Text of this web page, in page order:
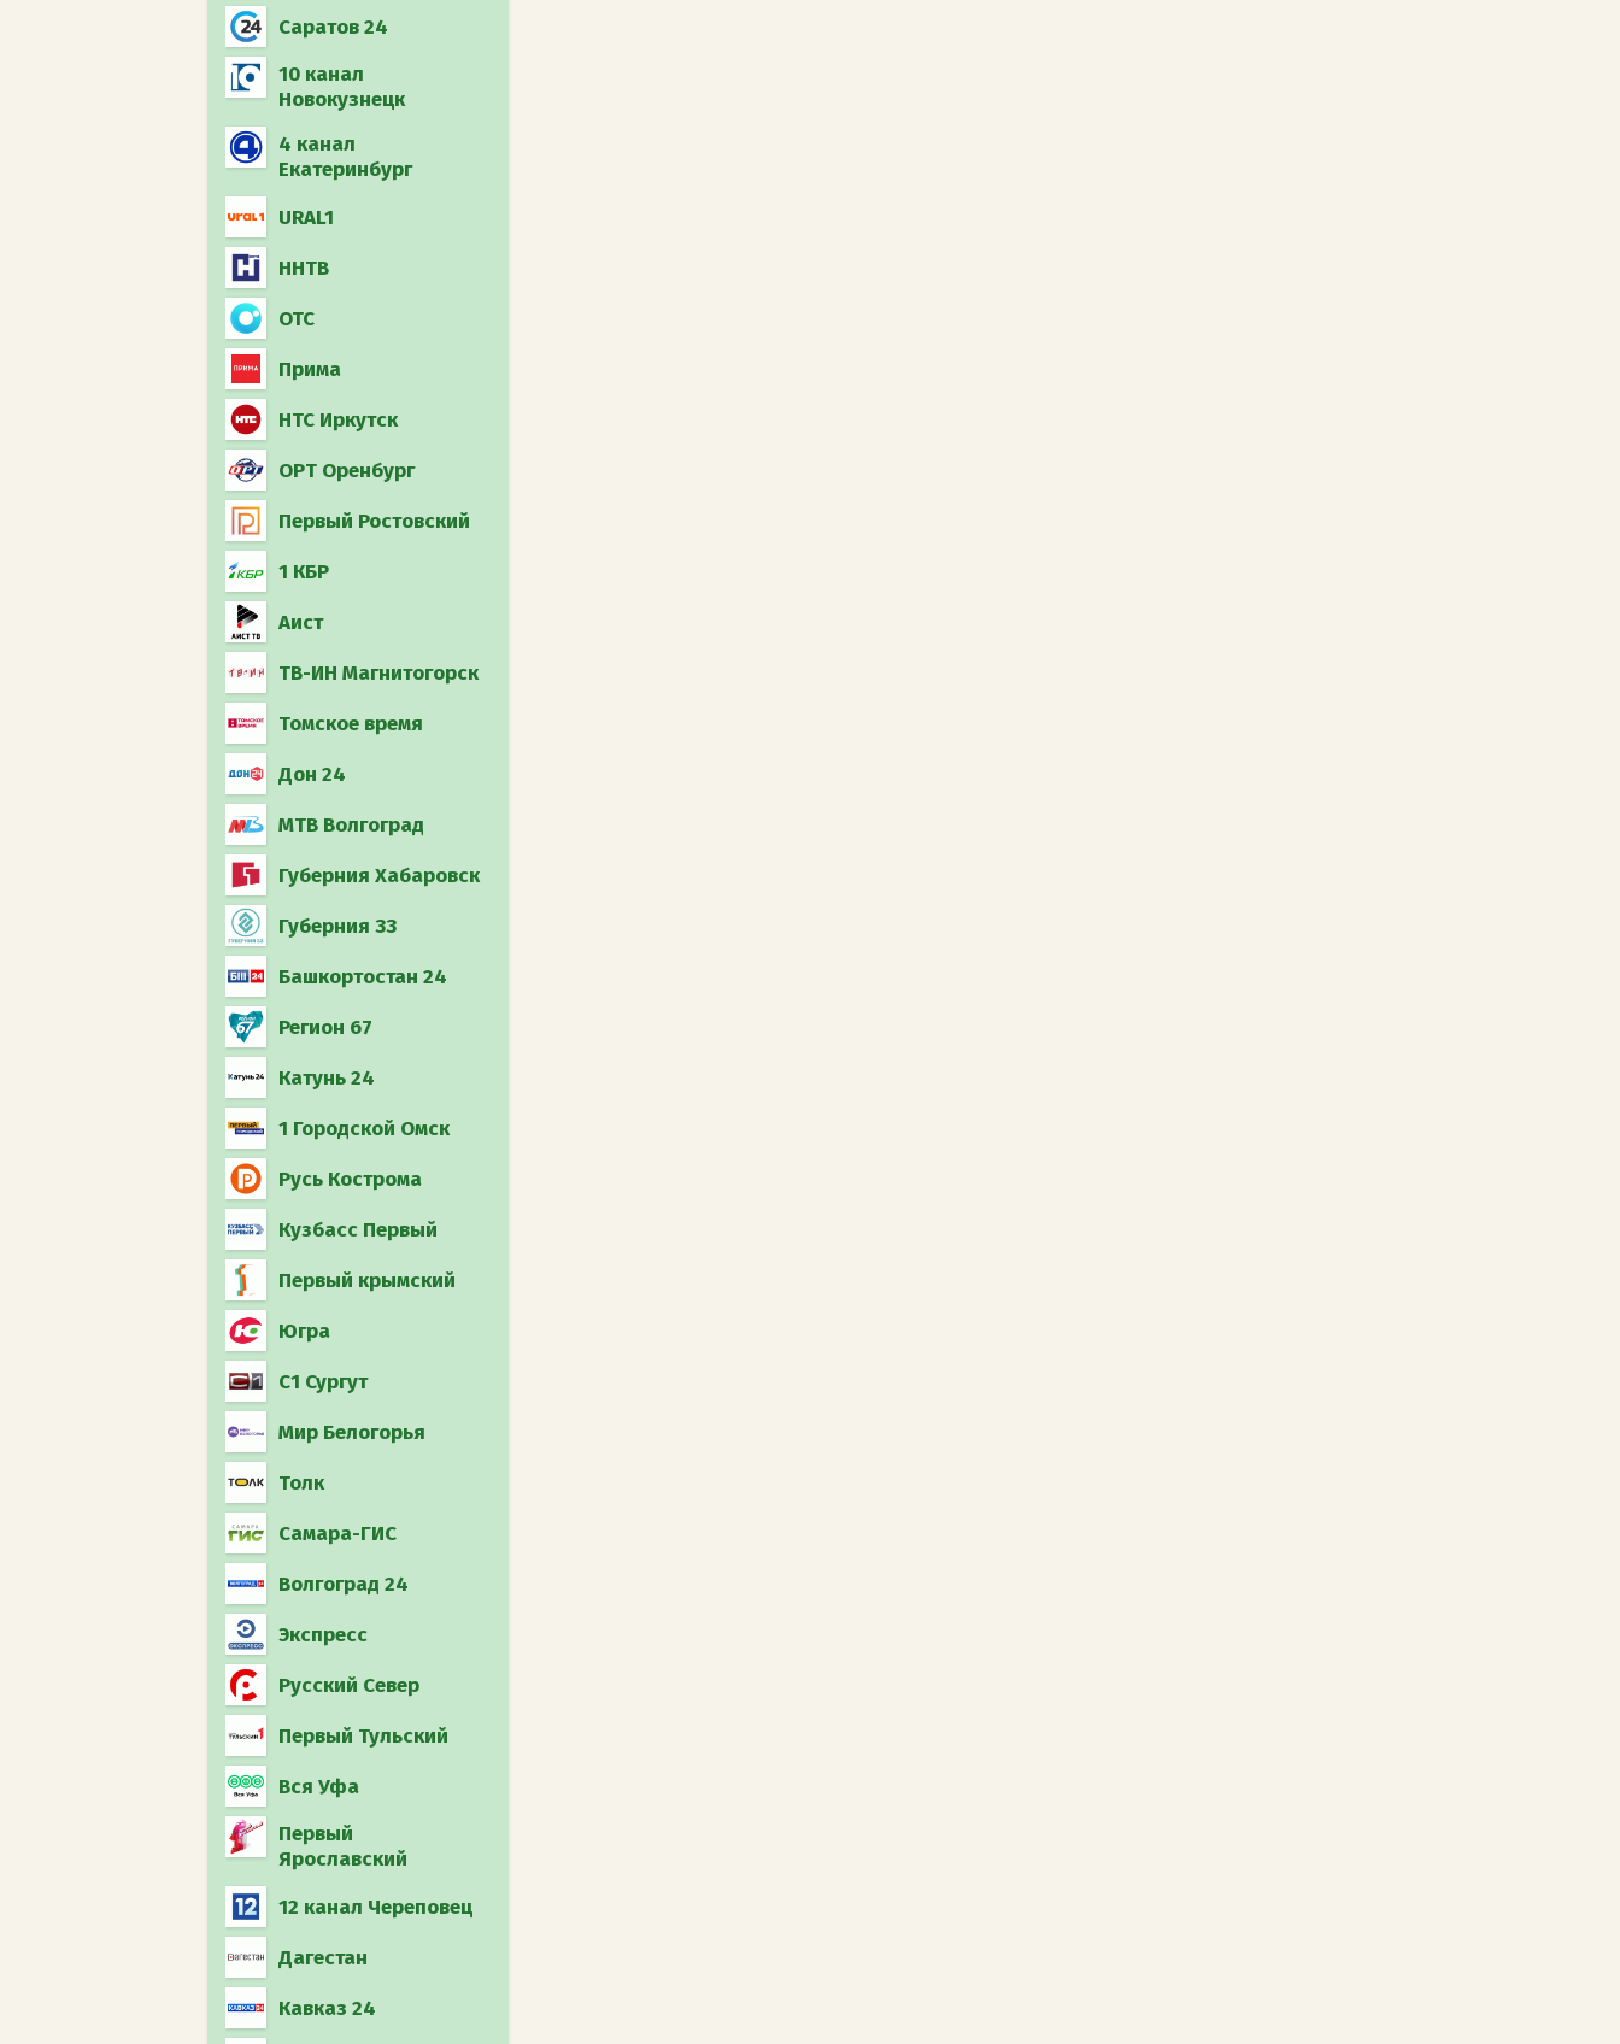
Муз-ТВ
Загородный (int)
Охотник и рыболов
(int)
Дума ТВ
Саратов 24
10 канал
Новокузнецк
4 канал
Екатеринбург
URAL1
ННТВ
ОТС
Прима
НТС Иркутск
ОРТ Оренбург
Первый Ростовский
1 КБР
Аист
ТВ-ИН Магнитогорск
Томское время
Дон 24
МТВ Волгоград
Губерния Хабаровск
Губерния 33
Башкортостан 24
Регион 67
Катунь 24
1 Городской Омск
Русь Кострома
Кузбасс Первый
Первый крымский
Югра
С1 Сургут
Мир Белогорья
Толк
Самара-ГИС
Волгоград 24
Экспресс
Русский Север
Первый Тульский
Вся Уфа
Первый
Ярославский
12 канал Череповец
Дагестан
Кавказ 24